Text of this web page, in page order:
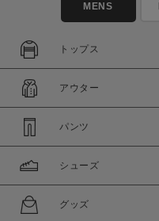
通常商品
在庫
在庫あり
MENS
トップス
アウター
パンツ
シューズ
グッズ